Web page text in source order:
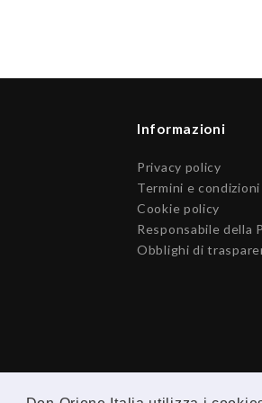
Informazioni
Privacy policy
Termini e
Cookie policy
Responsabile della
Obblighi di